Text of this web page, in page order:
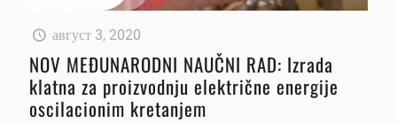
август 3, 2020
NOV MEĐUNARODNI NAUČNI RAD: Izrada
klatna za proizvodnju električne energije
oscilacionim kretanjem